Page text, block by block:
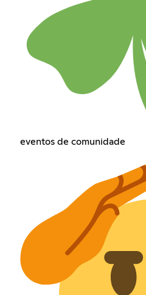
eventos de comunidade